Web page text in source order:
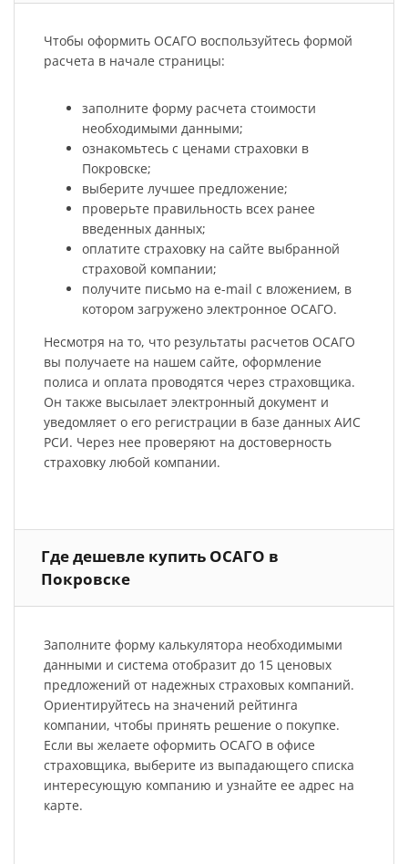
Чтобы оформить ОСАГО воспользуйтесь формой
расчета в начале страницы:
заполните форму расчета стоимости
необходимыми данными;
ознакомьтесь с ценами страховки в
Покровске;
выберите лучшее предложение;
проверьте правильность всех ранее
введенных данных;
оплатите страховку на сайте выбранной
страховой компании;
получите письмо на e-mail с вложением, в
котором загружено электронное ОСАГО.
Несмотря на то, что результаты расчетов ОСАГО
вы получаете на нашем сайте, оформление
полиса и оплата проводятся через страховщика.
Он также высылает электронный документ и
уведомляет о его регистрации в базе данных АИС
РСИ. Через нее проверяют на достоверность
страховку любой компании.
Где дешевле купить ОСАГО в
Покровске
Заполните форму калькулятора необходимыми
данными и система отобразит до 15 ценовых
предложений от надежных страховых компаний.
Ориентируйтесь на значений рейтинга
компании, чтобы принять решение о покупке.
Если вы желаете оформить ОСАГО в офисе
страховщика, выберите из выпадающего списка
интересующую компанию и узнайте ее адрес на
карте.